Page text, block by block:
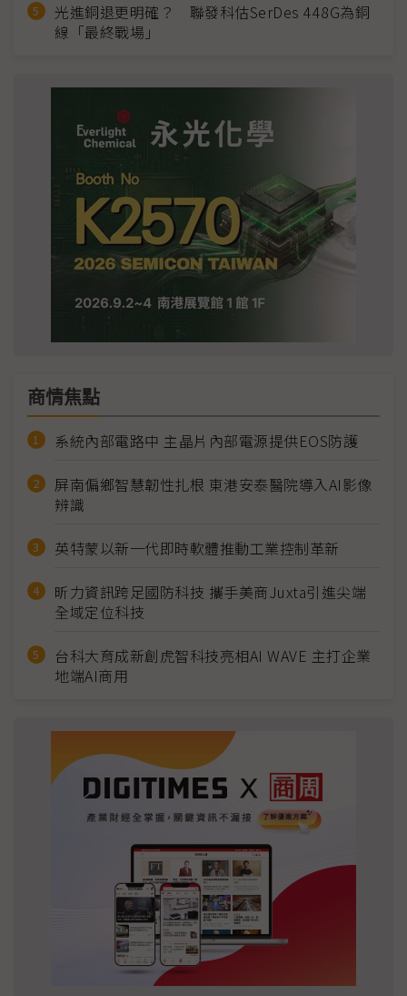
光進銅退更明確？ 聯發科估SerDes 448G為銅
線「最終戰場」
商情焦點
系統內部電路中 主晶片內部電源提供EOS防護
屏南偏鄉智慧韌性扎根 東港安泰醫院導入AI影像
辨識
英特蒙以新一代即時軟體推動工業控制革新
昕力資訊跨足國防科技 攜手美商Juxta引進尖端
全域定位科技
台科大育成新創虎智科技亮相AI WAVE 主打企業
地端AI商用